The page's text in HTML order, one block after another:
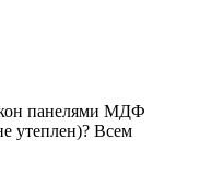
панелями МДФ
утеплен)? Всем